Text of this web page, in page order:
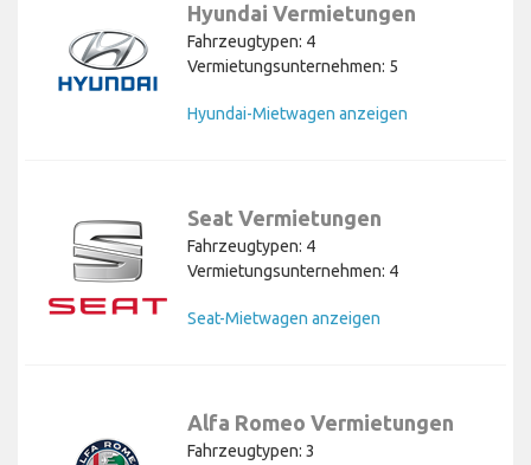
Hyundai Vermietungen
Fahrzeugtypen: 4
Vermietungsunternehmen: 5
Hyundai-Mietwagen anzeigen
Seat Vermietungen
Fahrzeugtypen: 4
Vermietungsunternehmen: 4
Seat-Mietwagen anzeigen
Alfa Romeo Vermietungen
Fahrzeugtypen: 3